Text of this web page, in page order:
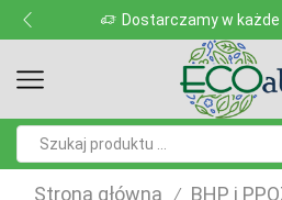
Dostarczamy w
Strona główna BHP i